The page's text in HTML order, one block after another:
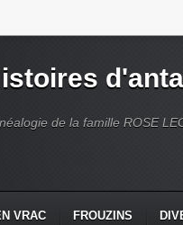
de la famille ROSE
VRAC FROUZINS